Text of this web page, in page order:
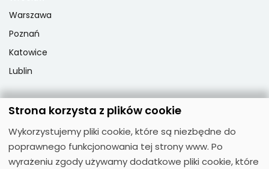
Warszawa
Poznań
Katowice
Lublin
Popularne przedmioty
Język angielski
Język niemiecki
Strona korzysta z plików cookie
Wykorzystujemy pliki cookie, które są niezbędne do
poprawnego funkcjonowania tej strony www. Po
wyrażeniu zgody używamy dodatkowe pliki cookie, które